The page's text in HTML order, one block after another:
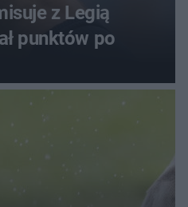
z Legią
punktów po